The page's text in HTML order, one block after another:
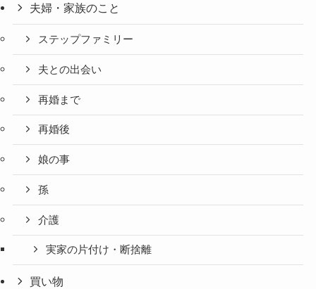
夫婦・家族のこと
ステップファミリー
夫との出会い
再婚まで
再婚後
娘の事
孫
介護
実家の片付け・断捨離
買い物